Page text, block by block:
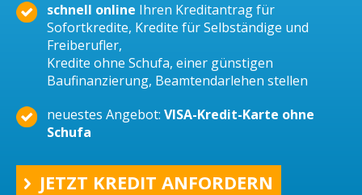
schnell online Ihren Kreditantrag für
Sofortkredite, Kredite für Selbständige und
Freiberufler,
Kredite ohne Schufa, einer günstigen
Baufinanzierung, Beamtendarlehen stellen
neuestes Angebot: VISA-Kredit-Karte ohne
Schufa
JETZT KREDIT ANFORDERN